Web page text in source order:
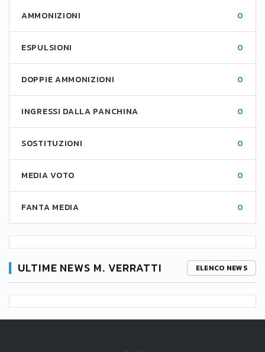
AMMONIZIONI 0
ESPULSIONI 0
DOPPIE AMMONIZIONI 0
INGRESSI DALLA PANCHINA 0
SOSTITUZIONI 0
MEDIA VOTO 0
FANTA MEDIA 0
ULTIME NEWS M. VERRATTI ELENCO NEWS